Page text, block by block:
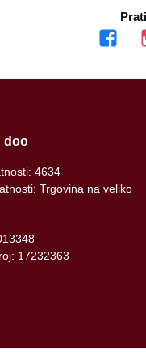
facebook
doo
4634
Trgovina na veliko
17232363